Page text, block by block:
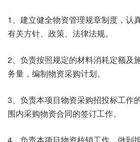
1、建立健全物资管理规章制度，认
有关方针、政策、法律法规。
2、负责按照规定的材料消耗定额及
务量，编制物资采购计划。
3、负责本项目物资采购招投标工作
围内采购物资合同的签订工作。